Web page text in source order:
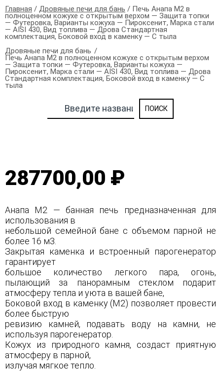
Главная / Дровяные печи для бань / Печь Анапа М2 в
полноценном кожухе с открытым верхом — Защита топки
— Футеровка, Варианты кожуха — Пироксенит, Марка стали
— AISI 430, Вид топлива — Дрова Стандартная
комплектация, Боковой вход в каменку — С тыла
Дровяные печи для бань
Печь Анапа М2 в полноценном кожухе с открытым верхом
— Защита топки — Футеровка, Варианты кожуха —
Пироксенит, Марка стали — AISI 430, Вид топлива — Дрова
Стандартная комплектация, Боковой вход в каменку — С
тыла
287700,00 ₽
Анапа М2 — банная печь предназначенная для
использования в
небольшой семейной бане с объемом парной не
более 16 м3.
Закрытая каменка и встроенный парогенератор
гарантирует
большое количество легкого пара, огонь,
пылающий за панорамным стеклом подарит
атмосферу тепла и уюта в вашей бане,
Боковой вход в каменку (М2) позволяет провести
более быструю
ревизию камней, подавать воду на камни, не
используя парогенератор.
Кожух из природного камня, создаст приятную
атмосферу в парной,
излучая мягкое тепло.